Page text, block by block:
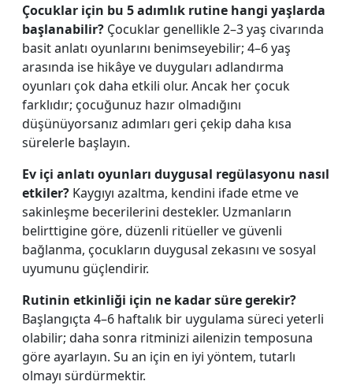
Çocuklar için bu 5 adımlık rutine hangi yaşlarda
başlanabilir? Çocuklar genellikle 2–3 yaş civarında
basit anlatı oyunlarını benimseyebilir; 4–6 yaş
arasında ise hikâye ve duyguları adlandırma
oyunları çok daha etkili olur. Ancak her çocuk
farklıdır; çocuğunuz hazır olmadığını
düşünüyorsanız adımları geri çekip daha kısa
sürelerle başlayın.
Ev içi anlatı oyunları duygusal regülasyonu nasıl
etkiler? Kaygıyı azaltma, kendini ifade etme ve
sakinleşme becerilerini destekler. Uzmanların
belirttigine göre, düzenli ritüeller ve güvenli
bağlanma, çocukların duygusal zekasını ve sosyal
uyumunu güçlendirir.
Rutinin etkinliği için ne kadar süre gerekir?
Başlangıçta 4–6 haftalık bir uygulama süreci yeterli
olabilir; daha sonra ritminizi ailenizin temposuna
göre ayarlayın. Su an için en iyi yöntem, tutarlı
olmayı sürdürmektir.